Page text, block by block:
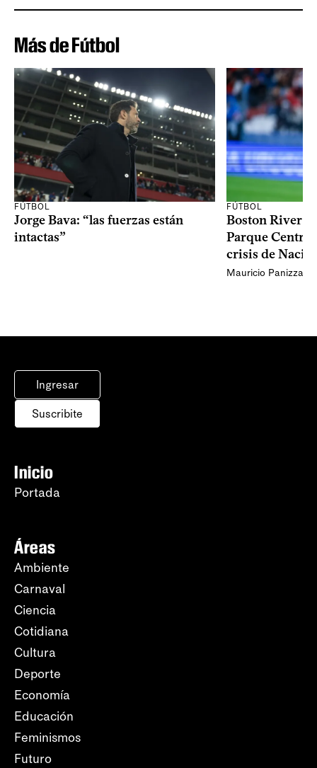
Más de Fútbol
FÚTBOL
Jorge Bava: “las fuerzas están
intactas”
FÚTBOL
Boston River
Parque
crisis de
Mauricio Panizza
Ingresar
Suscribite
Inicio
Portada
Áreas
Ambiente
Carnaval
Ciencia
Cotidiana
Cultura
Deporte
Economía
Educación
Feminismos
Futuro